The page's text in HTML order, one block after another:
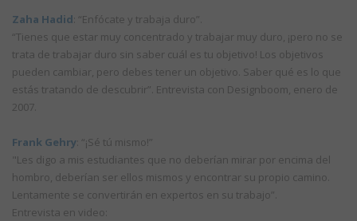
Zaha Hadid : “Enfócate y trabaja duro”.
“Tienes que estar muy concentrado y trabajar muy duro, ¡pero no se
trata de trabajar duro sin saber cuál es tu objetivo! Los objetivos
pueden cambiar, pero debes tener un objetivo. Saber qué es lo que
estás tratando de descubrir”. Entrevista con Designboom, enero de
2007.
Frank Gehry : “¡Sé tú mismo!”
"Les digo a mis estudiantes que no deberían mirar por encima del
hombro, deberían ser ellos mismos y encontrar su propio camino.
Lentamente se convertirán en expertos en su trabajo”.
Entrevista en video: